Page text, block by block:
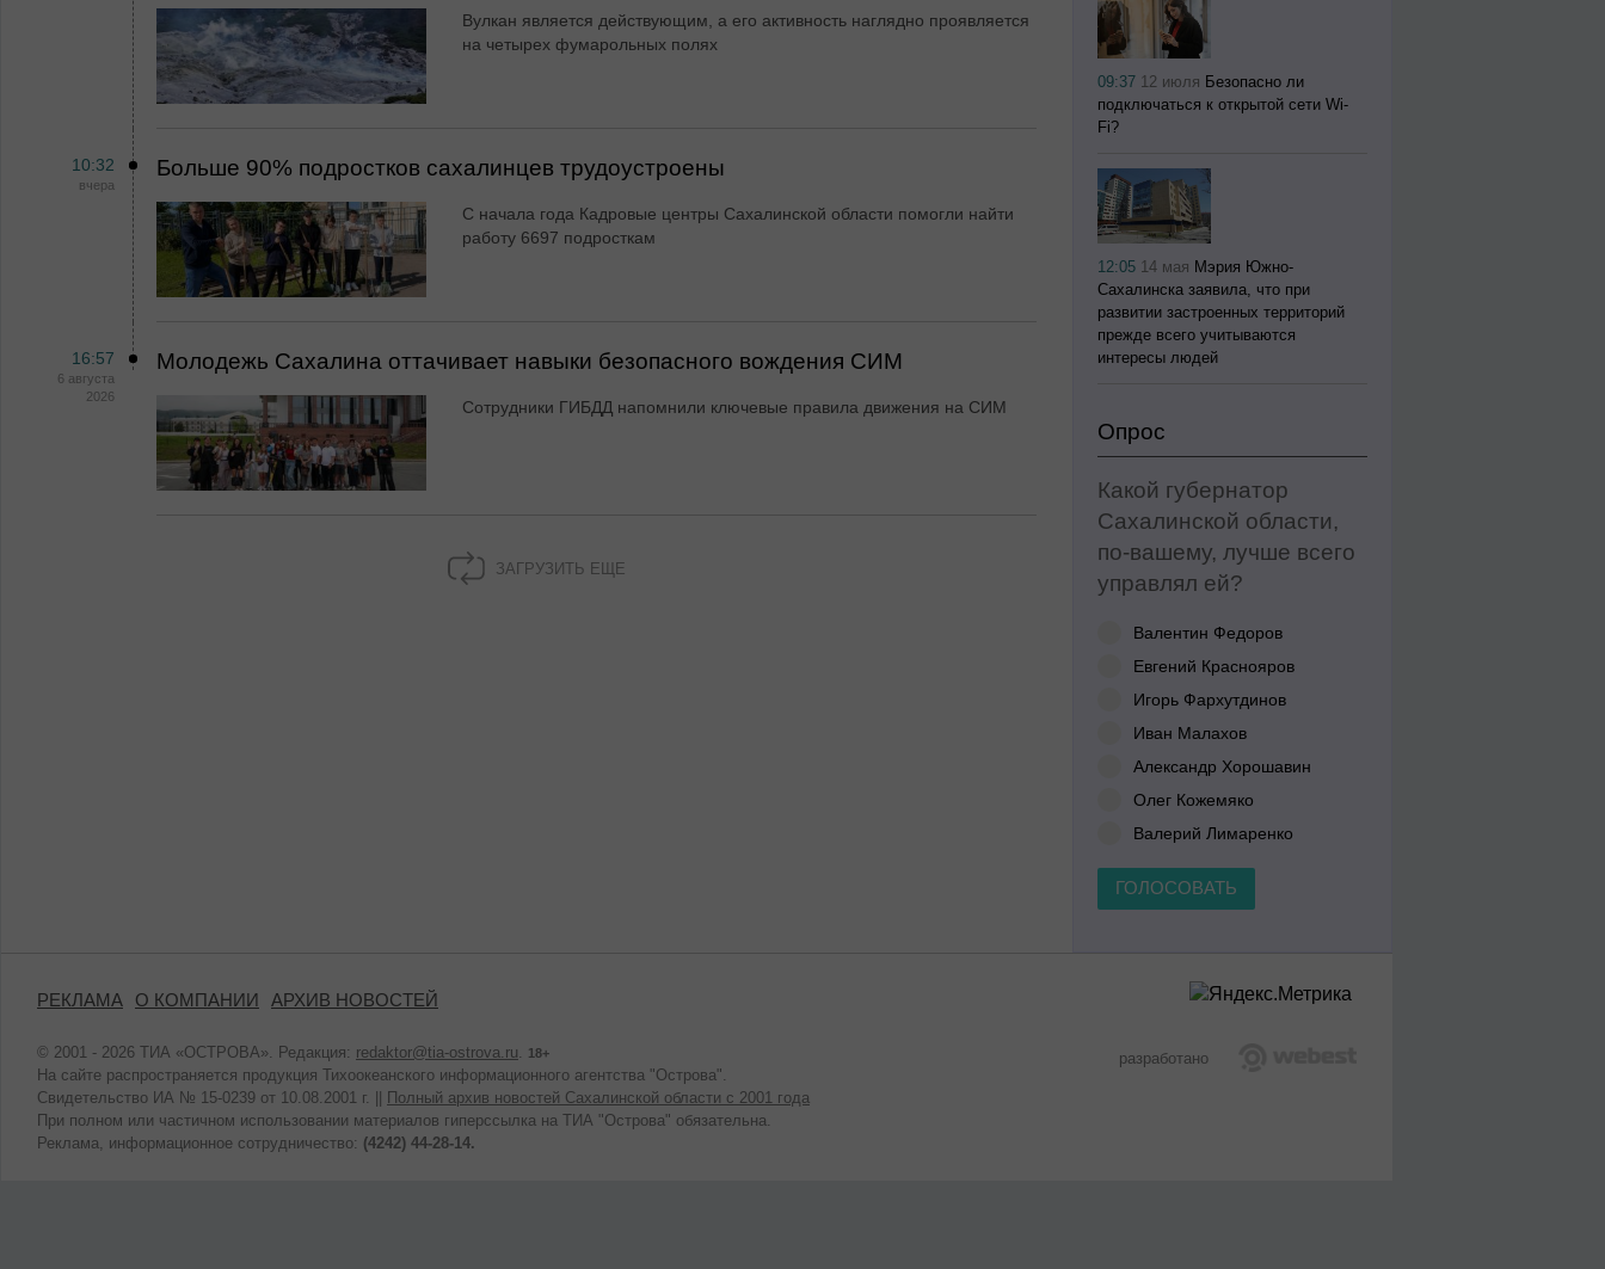
Вулкан является действующим, а его активность наглядно проявляется
на четырех фумарольных полях
10:32
вчера
Больше 90% подростков сахалинцев трудоустроены
С начала года Кадровые центры Сахалинской области помогли найти
работу 6697 подросткам
16:57
6 августа
2026
Молодежь Сахалина оттачивает навыки безопасного вождения СИМ
Сотрудники ГИБДД напомнили ключевые правила движения на СИМ
ЗАГРУЗИТЬ ЕЩЕ
09:37 12 июля Безопасно ли
подключаться к открытой сети Wi-
Fi?
12:05 14 мая Мэрия Южно-
Сахалинска заявила, что при
развитии застроенных территорий
прежде всего учитываются
интересы людей
Опрос
Какой губернатор
Сахалинской области,
по-вашему, лучше всего
управлял ей?
Валентин Федоров
Евгений Краснояров
Игорь Фархутдинов
Иван Малахов
Александр Хорошавин
Олег Кожемяко
Валерий Лимаренко
ГОЛОСОВАТЬ
РЕКЛАМА О КОМПАНИИ АРХИВ НОВОСТЕЙ
© 2001 - 2026 ТИА «ОСТРОВА». Редакция: redaktor@tia-ostrova.ru 18+
На сайте распространяется продукция Тихоокеанского информационного агентства "Острова".
Свидетельство ИА № 15-0239 от 10.08.2001 г. ||
Полный архив новостей Сахалинской области с 2001 года
При полном или частичном использовании материалов гиперссылка на ТИА "Острова" обязательна.
Реклама, информационное сотрудничество: (4242) 44-28-14.
разработано